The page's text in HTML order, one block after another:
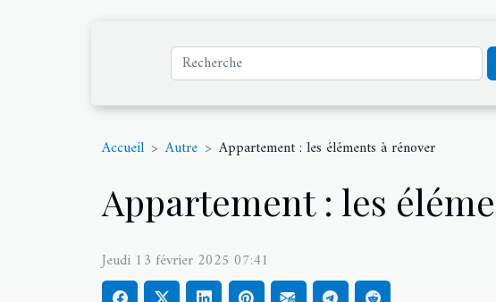
Accueil Autre Appartement : les éléments à rénover
Appartement : les
Jeudi 13 février 2025 07:41